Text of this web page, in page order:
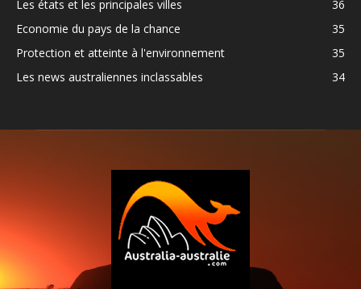
Les états et les principales villes
36
Economie du pays de la chance
35
Protection et atteinte à l'environnement
35
Les news australiennes inclassables
34